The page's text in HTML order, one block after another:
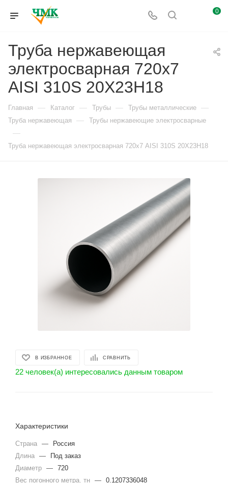
0
Труба нержавеющая
электросварная 720х7
AISI 310S 20Х23Н18
Главная — Каталог — Трубы — Трубы металлические —
Труба нержавеющая — Трубы нержавеющие электросварные
—
Труба нержавеющая электросварная 720х7 AISI 310S 20Х23Н18
В ИЗБРАННОЕ СРАВНИТЬ
22 человек(а) интересовались данным товаром
Характеристики
Страна —
Россия
Длина —
Под заказ
Диаметр — 720
Вес погонного метра. тн — 0.1207336048